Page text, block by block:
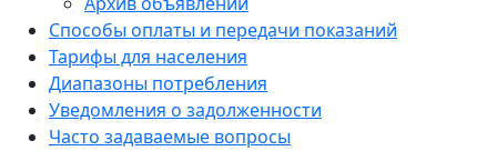
Способы оплаты и передачи показаний
Тарифы для населения
Диапазоны потребления
Уведомления о задолженности
Часто задаваемые вопросы